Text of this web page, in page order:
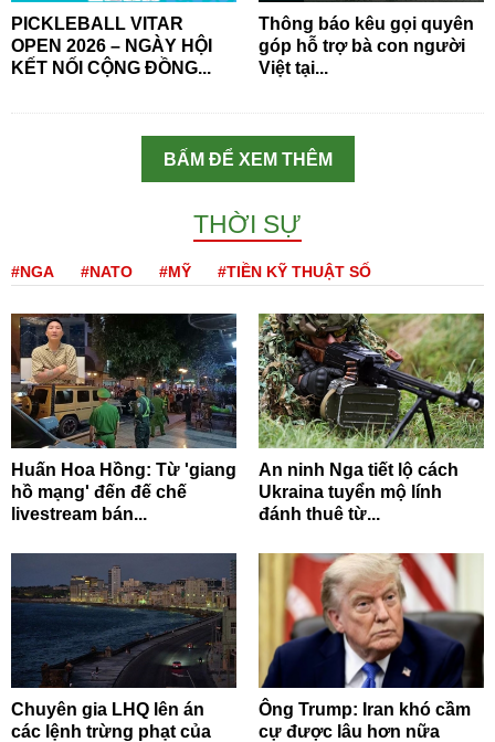
PICKLEBALL VITAR
OPEN 2026 – NGÀY HỘI
KẾT NỐI CỘNG ĐỒNG...
Thông báo kêu gọi quyên
góp hỗ trợ bà con người
Việt tại...
BẤM ĐỂ XEM THÊM
THỜI SỰ
#NGA #NATO #MỸ #TIỀN KỸ THUẬT SỐ
Huấn Hoa Hồng: Từ 'giang
hồ mạng' đến đế chế
livestream bán...
An ninh Nga tiết lộ cách
Ukraina tuyển mộ lính
đánh thuê từ...
Chuyên gia LHQ lên án
các lệnh trừng phạt của
Ông Trump: Iran khó cầm
cự được lâu hơn nữa